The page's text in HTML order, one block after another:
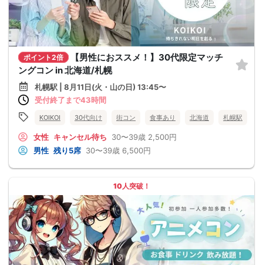
ポイント2倍
【男性におススメ！】30代限定マッチ
ングコン in 北海道/札幌
札幌駅 | 8月11日(火・山の日) 13:45〜
受付終了まで43時間
KOIKOI 30代向け 街コン 食事あり 北海道 札幌駅
女性 キャンセル待ち 30〜39歳 2,500円
男性 残り5席 30〜39歳 6,500円
10人突破！